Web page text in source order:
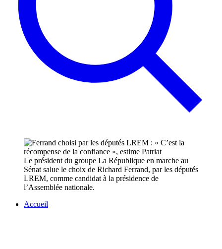
Le président du groupe La République en marche au
Sénat salue le choix de Richard Ferrand, par les députés
LREM, comme candidat à la présidence de
l’Assemblée nationale.
Accueil